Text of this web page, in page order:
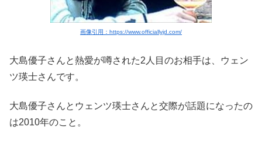
画像引用：https://www.officiallyjd.com/
大島優子さんと熱愛が噂された2人目のお相手は、ウェン
ツ瑛士さんです。
大島優子さんとウェンツ瑛士さんと交際が話題になったの
は2010年のこと。